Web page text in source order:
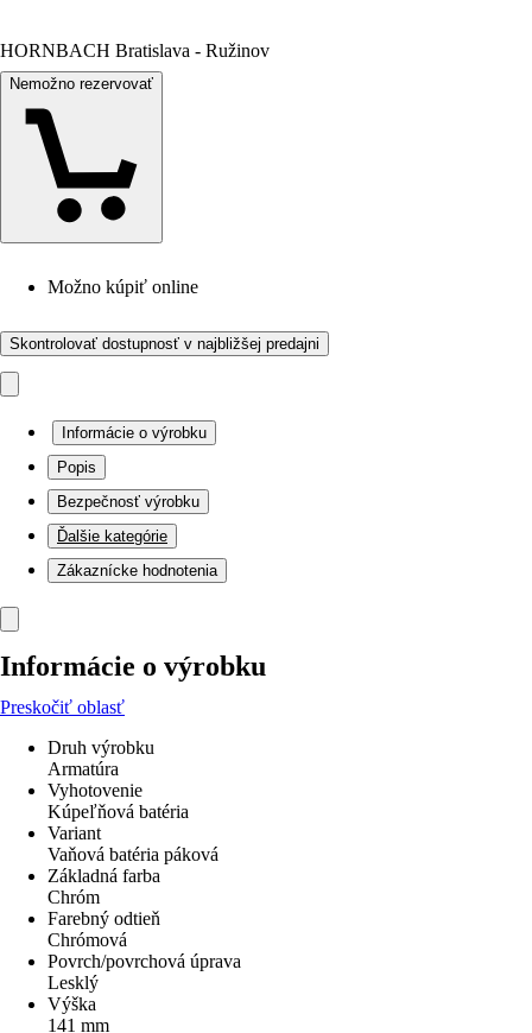
HORNBACH Bratislava - Ružinov
Nemožno rezervovať
Možno kúpiť online
Skontrolovať dostupnosť v najbližšej predajni
Informácie o výrobku
Popis
Bezpečnosť výrobku
Ďalšie kategórie
Zákaznícke hodnotenia
Informácie o výrobku
Preskočiť oblasť
Druh výrobku
Armatúra
Vyhotovenie
Kúpeľňová batéria
Variant
Vaňová batéria páková
Základná farba
Chróm
Farebný odtieň
Chrómová
Povrch/povrchová úprava
Lesklý
Výška
141 mm